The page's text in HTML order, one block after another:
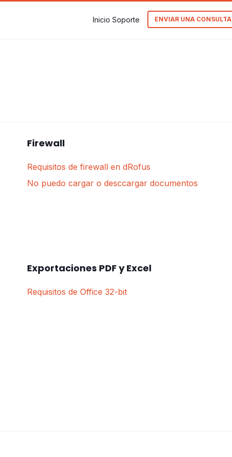
Inicio Soporte ENVIAR UNA CONSULTA
Firewall
Requisitos de firewall en dRofus
No puedo cargar o desccargar documentos
Exportaciones PDF y Excel
Requisitos de Office 32-bit